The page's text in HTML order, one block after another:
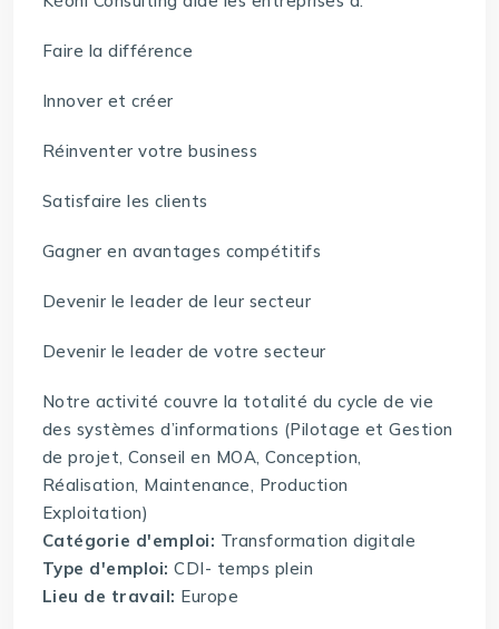
Faire la différence
Innover et créer
Réinventer votre business
Satisfaire les clients
Gagner en avantages compétitifs
Devenir le leader de leur secteur
Devenir le leader de votre secteur
Notre activité couvre la totalité du cycle de vie
des systèmes d’informations (Pilotage et Gestion
de projet, Conseil en MOA, Conception,
Réalisation, Maintenance, Production
Exploitation)
Catégorie d'emploi: Transformation digitale
Type d'emploi:CDI- temps plein
Lieu de travail: Europe